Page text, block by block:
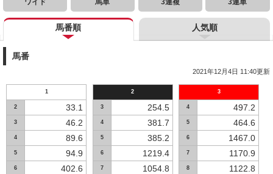
ワイド 馬単 3連複 3連単
馬番順 人気順
馬番
2021年12月4日 11:40更新
1
2 33.1
3 46.2
4 89.6
5 94.9
6 402.6
2
3 254.5
4 381.7
5 385.2
6 1219.4
7 1054.8
3
4 497.2
5 464.6
6 1467.0
7 1170.9
8 1122.8